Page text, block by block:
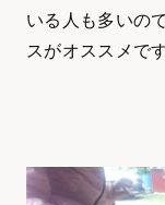
いる人も多いの
スがオススメです